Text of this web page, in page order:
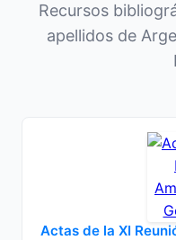
Recursos
apellidos de
Actas de la XI